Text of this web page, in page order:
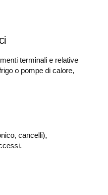
terminali e relative
o pompe di calore,
cancelli),